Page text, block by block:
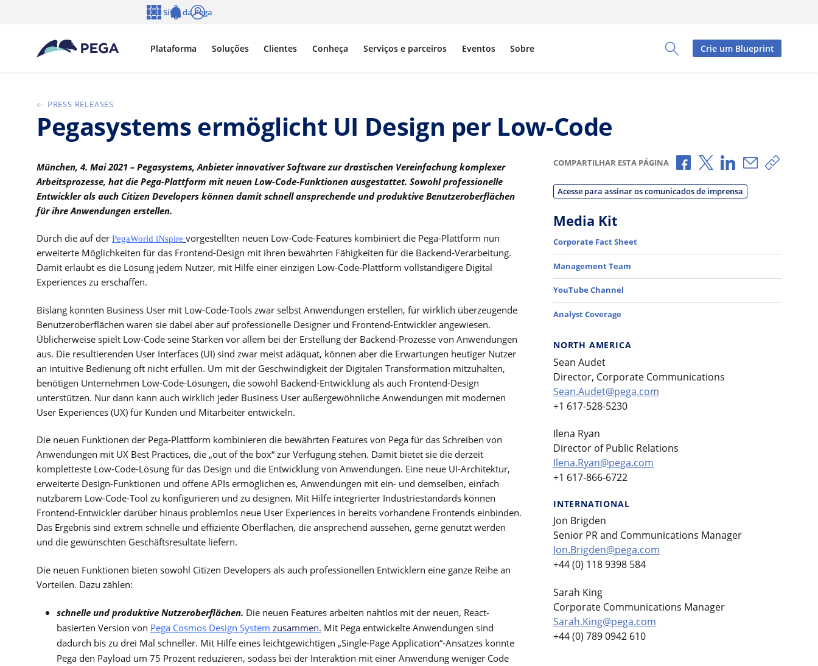
Pular para o conteúdo principal
Toggle Search Panel
Plataforma Soluções Clientes Conheça Serviços e parceiros Eventos Sobre
Sites da Pega
Crie um Blueprint
PRESS RELEASES
Pegasystems ermöglicht UI Design per Low-Code
München, 4. Mai 2021 – Pegasystems, Anbieter innovativer Software zur drastischen Vereinfachung komplexer
Arbeitsprozesse, hat die Pega-Plattform mit neuen Low-Code-Funktionen ausgestattet. Sowohl professionelle
Entwickler als auch Citizen Developers können damit schnell ansprechende und produktive Benutzeroberflächen
für ihre Anwendungen erstellen.
Durch die auf der PegaWorld iNspire vorgestellten neuen Low-Code-Features kombiniert die Pega-Plattform nun
erweiterte Möglichkeiten für das Frontend-Design mit ihren bewährten Fähigkeiten für die Backend-Verarbeitung.
Damit erlaubt es die Lösung jedem Nutzer, mit Hilfe einer einzigen Low-Code-Plattform vollständigere Digital
Experiences zu erschaffen.
Bislang konnten Business User mit Low-Code-Tools zwar selbst Anwendungen erstellen, für wirklich überzeugende
Benutzeroberflächen waren sie dabei aber auf professionelle Designer und Frontend-Entwickler angewiesen.
Üblicherweise spielt Low-Code seine Stärken vor allem bei der Erstellung der Backend-Prozesse von Anwendungen
aus. Die resultierenden User Interfaces (UI) sind zwar meist adäquat, können aber die Erwartungen heutiger Nutzer
an intuitive Bedienung oft nicht erfüllen. Um mit der Geschwindigkeit der Digitalen Transformation mitzuhalten,
benötigen Unternehmen Low-Code-Lösungen, die sowohl Backend-Entwicklung als auch Frontend-Design
unterstützen. Nur dann kann auch wirklich jeder Business User außergewöhnliche Anwendungen mit modernen
User Experiences (UX) für Kunden und Mitarbeiter entwickeln.
Die neuen Funktionen der Pega-Plattform kombinieren die bewährten Features von Pega für das Schreiben von
Anwendungen mit UX Best Practices, die „out of the box“ zur Verfügung stehen. Damit bietet sie die derzeit
kompletteste Low-Code-Lösung für das Design und die Entwicklung von Anwendungen. Eine neue UI-Architektur,
erweiterte Design-Funktionen und offene APIs ermöglichen es, Anwendungen mit ein- und demselben, einfach
nutzbarem Low-Code-Tool zu konfigurieren und zu designen. Mit Hilfe integrierter Industriestandards können
Frontend-Entwickler darüber hinaus problemlos neue User Experiences in bereits vorhandene Frontends einbinden.
Das Ergebnis sind extrem schnelle und effiziente Oberflächen, die ansprechend aussehen, gerne genutzt werden
und die gewünschten Geschäftsresultate liefern.
Die neuen Funktionen bieten sowohl Citizen Developers als auch professionellen Entwicklern eine ganze Reihe an
Vorteilen. Dazu zählen:
schnelle und produktive Nutzeroberflächen. Die neuen Features arbeiten nahtlos mit der neuen, React-
basierten Version von Pega Cosmos Design System zusammen. Mit Pega entwickelte Anwendungen sind
dadurch bis zu drei Mal schneller. Mit Hilfe eines leichtgewichtigen „Single-Page Application“-Ansatzes konnte
Pega den Payload um 75 Prozent reduzieren, sodass bei der Interaktion mit einer Anwendung weniger Code
COMPARTILHAR ESTA PÁGINA Compartilhar no Facebook
Compartilhar no X
Compartilhar no
Copiar
Acesse para assinar os comunicados de imprensa
Media Kit
Corporate Fact Sheet
Management Team
YouTube Channel
Analyst Coverage
NORTH AMERICA
Sean Audet
Director, Corporate Communications
Sean.Audet@pega.com
+1 617-528-5230
Ilena Ryan
Director of Public Relations
Ilena.Ryan@pega.com
+1 617-866-6722
INTERNATIONAL
Jon Brigden
Senior PR and Communications Manager
Jon.Brigden@pega.com
+44 (0) 118 9398 584
Sarah King
Corporate Communications Manager
Sarah.King@pega.com
+44 (0) 789 0942 610